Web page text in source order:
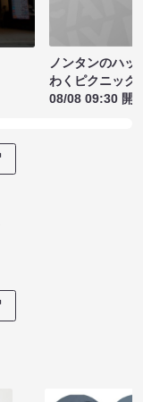
ノンタンのハッ
わくピクニック
08/08 09:30 開